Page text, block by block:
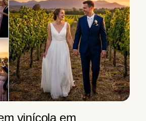
vinícola em